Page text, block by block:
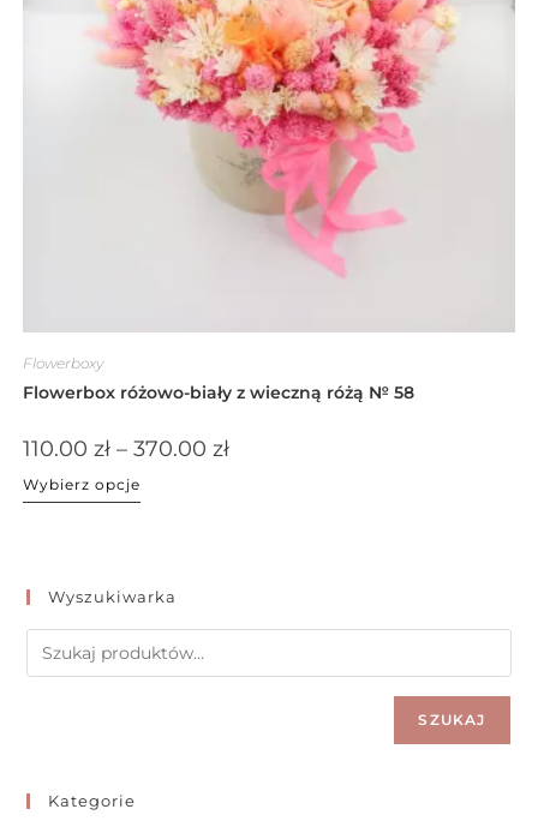
Flowerboxy
Flowerbox różowo-biały z wieczną różą № 58
110.00 zł – 370.00 zł
Wybierz opcje
Wyszukiwarka
SZUKAJ
Kategorie